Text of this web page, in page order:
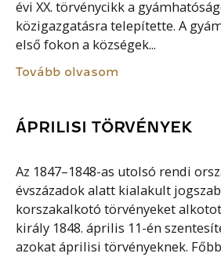
évi XX. törvénycikk a
közigazgatásra telepítette. A
első fokon a községek...
Tovább olvasom
ÁPRILISI TÖRVÉNYEK
Az 1847–1848-as utolsó rendi
évszázadok alatt kialakult
korszakalkotó törvényeket
király 1848. április 11-én
azokat áprilisi törvényeknek.